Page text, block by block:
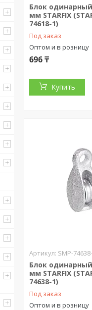
Блок
мм STARFIX
74618-1)
Под заказ
Оптом и в розницу
696 ₸
Купить
SMP-
Блок
мм STARFIX
74638-1)
Под заказ
Оптом и в розницу